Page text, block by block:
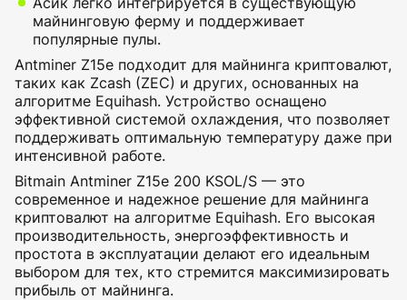
майнинговую ферму и поддерживает
популярные пулы.
Antminer Z15e подходит для майнинга криптовалют,
таких как Zcash (ZEC) и других, основанных на
алгоритме Equihash. Устройство оснащено
эффективной системой охлаждения, что позволяет
поддерживать оптимальную температуру даже при
интенсивной работе.
Bitmain Antminer Z15e 200 KSOL/S — это
современное и надежное решение для майнинга
криптовалют на алгоритме Equihash. Его высокая
производительность, энергоэффективность и
простота в эксплуатации делают его идеальным
выбором для тех, кто стремится максимизировать
прибыль от майнинга.